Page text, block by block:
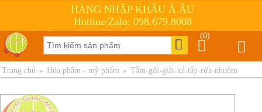
HÀNG NHẬP KHẨU Á ÂU
Hotline/Zalo: 098.679.8008
(0)
Trang chủ » Hóa phẩm - mỹ phẩm » Tắm-gội-giặt-xả-tẩy-rửa-nhuộm